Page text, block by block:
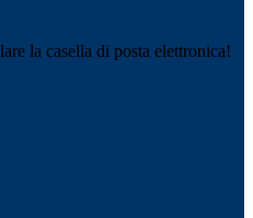
la casella di posta elettronica!